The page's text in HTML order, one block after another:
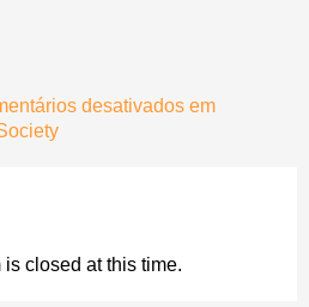
desativados em
is closed at this time.